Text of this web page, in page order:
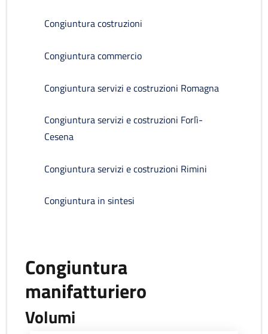
Congiuntura costruzioni
Congiuntura commercio
Congiuntura servizi e costruzioni Romagna
Congiuntura servizi e costruzioni Forlì-
Cesena
Congiuntura servizi e costruzioni Rimini
Congiuntura in sintesi
Congiuntura
manifatturiero
Volumi